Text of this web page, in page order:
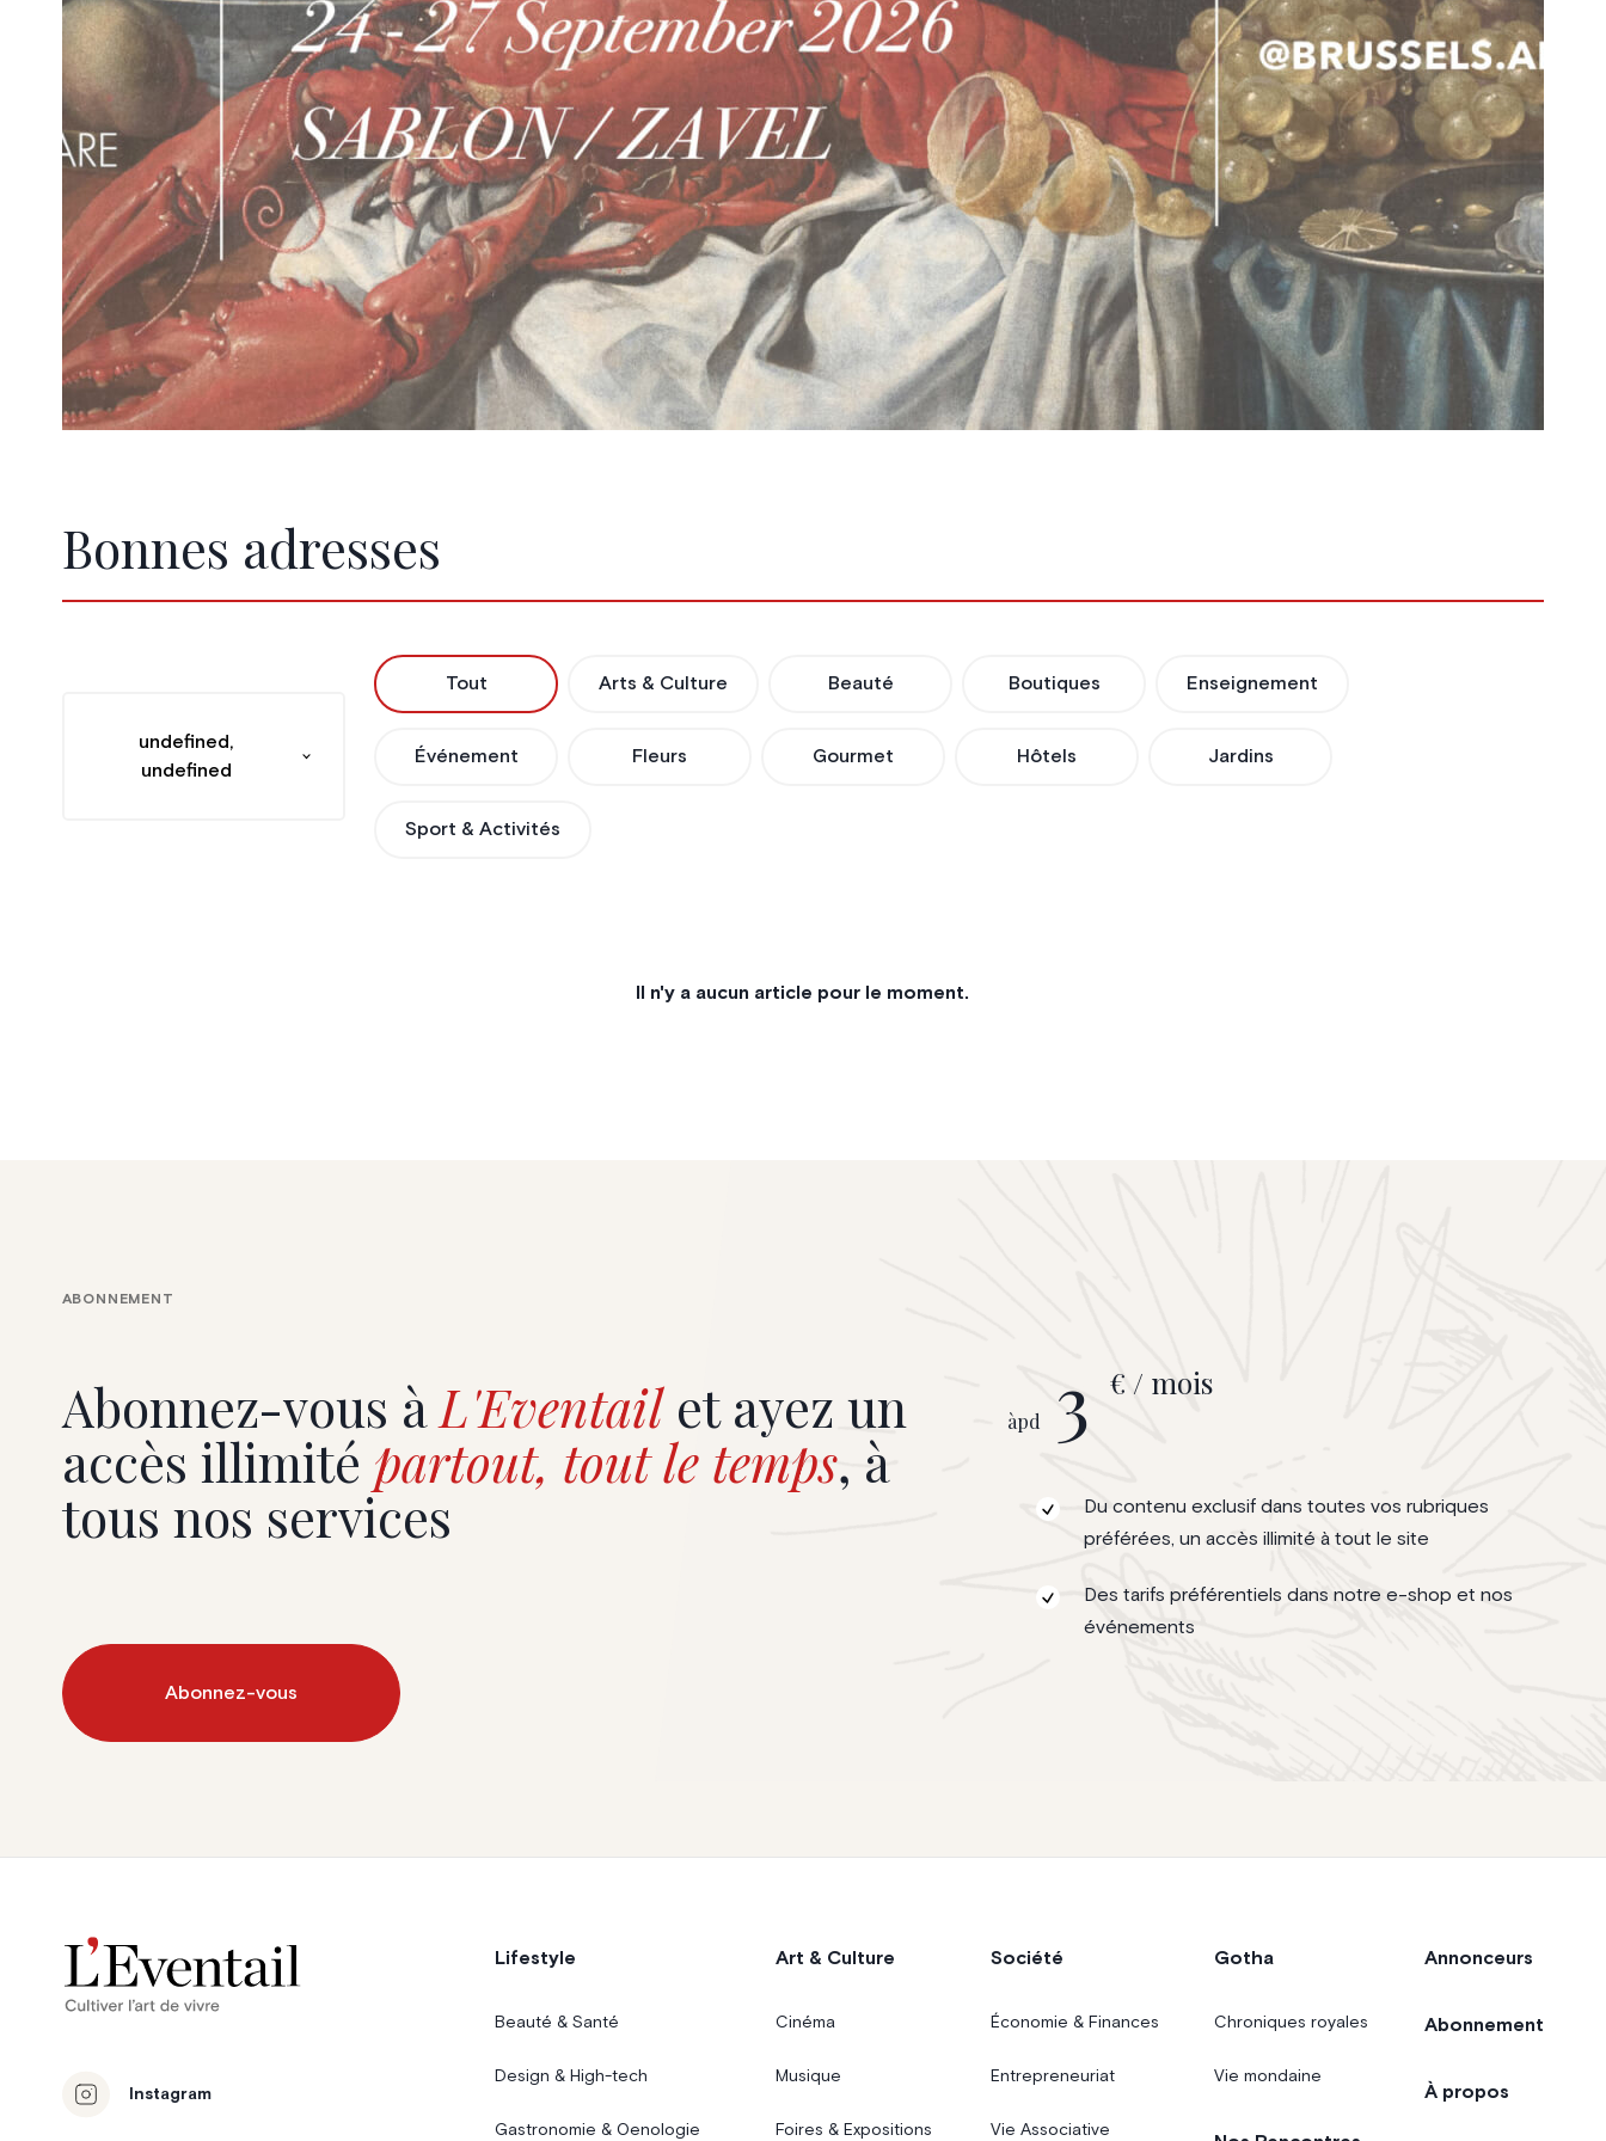
Bonnes adresses
undefined,
undefined
Tout Arts & Culture Beauté Boutiques Enseignement
Événement Fleurs Gourmet Hôtels Jardins
Sport & Activités
Il n'y a aucun article pour le moment.
Abonnez-vous àL'Eventailet ayez un
accès illimité partout, tout le temps, à
tous nos services
ABONNEMENT
Abonnez-vous
àpd 3 € / mois
Du contenu exclusif dans toutes vos rubriques
préférées, un accès illimité à tout le site
Des tarifs préférentiels dans notre e-shop et nos
événements
Instagram
Lifestyle
Beauté & Santé
Design & High-tech
Gastronomie & Oenologie
Art & Culture
Cinéma
Musique
Foires & Expositions
Société
Économie & Finances
Entrepreneuriat
Vie Associative
Gotha
Chroniques royales
Vie mondaine
Annonceurs
Abonnement
À propos